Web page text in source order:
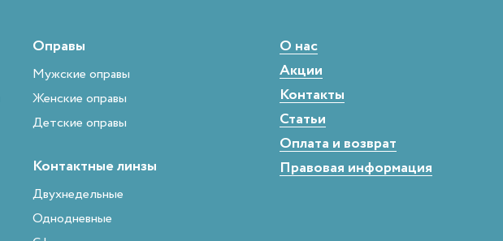
Оправы
Мужские оправы
Женские оправы
Детские оправы
Контактные линзы
Двухнедельные
Однодневные
О нас
Акции
Контакты
Статьи
Оплата и возврат
Правовая информация